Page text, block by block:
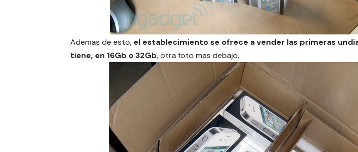
Ademas de esto, el establecimiento se ofrece a vender las primeras
tiene, en 16Gb o 32Gb, otra foto mas debajo.